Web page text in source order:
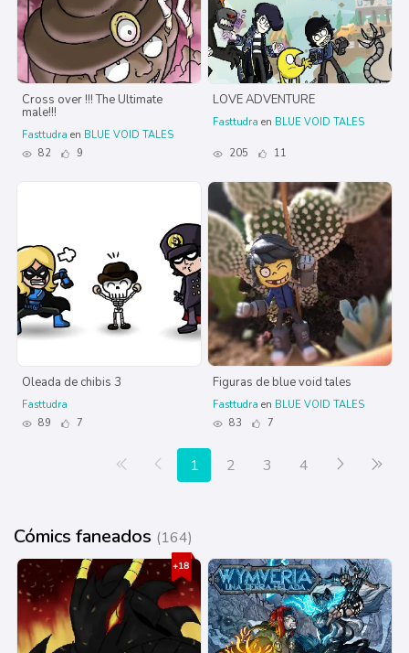
Cross over !!! The Ultimate
male!!!
Fasttudra en BLUE VOID TALES
82
9
LOVE ADVENTURE
Fasttudra en BLUE VOID TALES
205 11
Oleada de chibis 3
Fasttudra
89
7
Figuras de blue void tales
Fasttudra en BLUE VOID TALES
83
7
Primera página
Anterior
1 2 3 4 Siguiente
Cómics faneados (164)